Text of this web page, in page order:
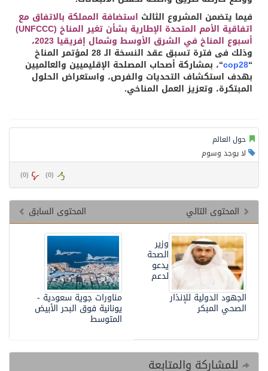
فيما يتضمن المشروع الثالث استضافة المملكة بالاتفاق مع
اتفاقية الأمم المتحدة الإطارية بشأن تغير المناخ (UNFCCC)
أسبوع المناخ في الشرق الأوسط وشمال إفريقيا 2023 ،
وذلك فى فترة تسبق عقد النسخة الـ 28 لمؤتمر المناخ
“
cop28“، بمشاركة أصحاب المصلحة الإقليميين والعالميين
بهدف استكشاف التحديات والفرص، واستعراض الحلول
المبتكرة، وتعزيز العمل المناخي.
حول العالم
لا يوجد وسوم
(
0
) (
0
)
المحتوى السابق المحتوى التالي
مناورات جوية سعودية -
يونانية فوق البحر الأبيض
المتوسط
وزير
الصحة
يدعو
لدعم
الجهود الدولية للإنذار
الصحي المبكر
للمشاركة والمتابعة